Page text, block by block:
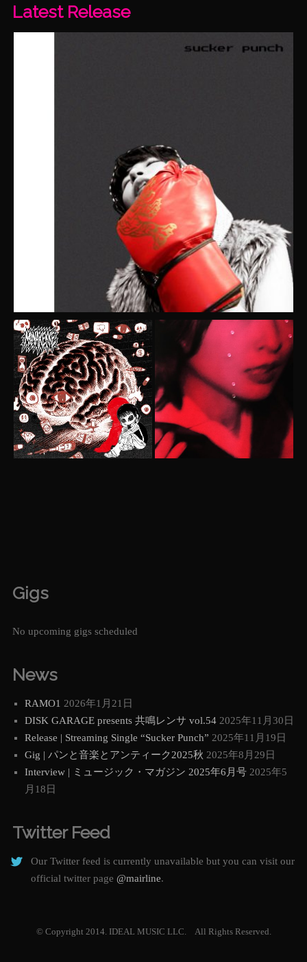
Latest Release
Gigs
No upcoming gigs scheduled
News
RAMO1 2026年1月21日
DISK GARAGE presents 共鳴レンサ vol.54 2025年11月30日
Release | Streaming Single “Sucker Punch” 2025年11月19日
Gig | パンと音楽とアンティーク2025秋 2025年8月29日
Interview | ミュージック・マガジン 2025年6月号 2025年5
月18日
Twitter Feed
Our Twitter feed is currently unavailable but you can visit our
official twitter page @mairline.
© Copyright 2014. IDEAL MUSIC LLC. All Rights Reserved.